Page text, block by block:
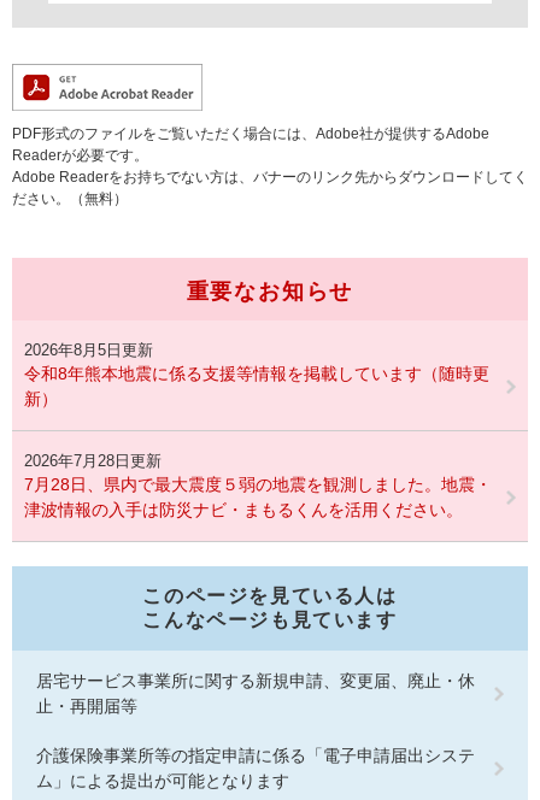
PDF形式のファイルをご覧いただく場合には、Adobe社が提供するAdobe
Readerが必要です。
Adobe Readerをお持ちでない方は、バナーのリンク先からダウンロードしてく
ださい。（無料）
重要なお知らせ
2026年8月5日更新
令和8年熊本地震に係る支援等情報を掲載しています（随時更
新）
2026年7月28日更新
7月28日、県内で最大震度５弱の地震を観測しました。地震・
津波情報の入手は防災ナビ・まもるくんを活用ください。
このページを見ている人は
こんなページも見ています
居宅サービス事業所に関する新規申請、変更届、廃止・休
止・再開届等
介護保険事業所等の指定申請に係る「電子申請届出システ
ム」による提出が可能となります